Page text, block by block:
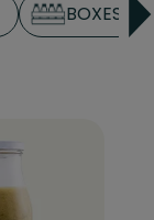
BOXES